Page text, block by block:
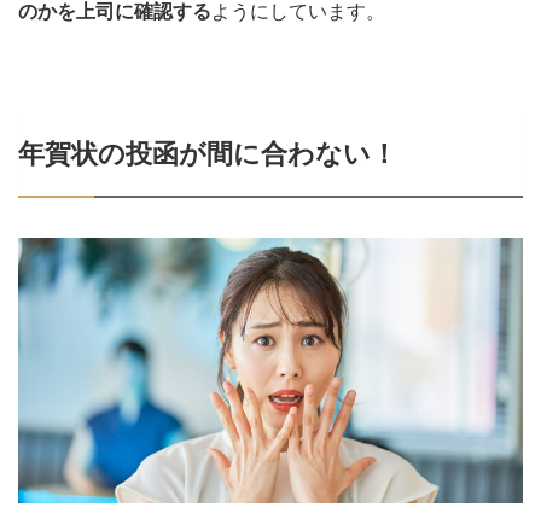
のかを上司に確認するようにしています。
年賀状の投函が間に合わない！